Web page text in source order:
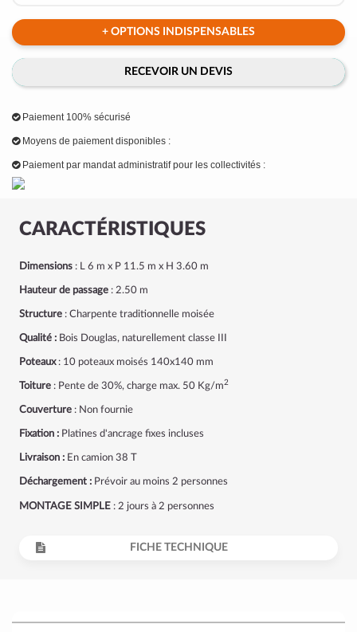
CARACTÉRISTIQUES
Dimensions : L 6 m x P 11.5 m x H 3.60 m
Hauteur de passage : 2.50 m
Structure : Charpente traditionnelle moisée
Qualité : Bois Douglas, naturellement classe III
Poteaux: 10 poteaux moisés 140x140 mm
Toiture : Pente de 30%, charge max. 50 Kg/m2
Couverture : Non fournie
Fixation : Platines d'ancrage fixes incluses
Livraison : En camion 38 T
Déchargement : Prévoir au moins 2 personnes
MONTAGE SIMPLE : 2 jours à 2 personnes
FICHE TECHNIQUE
+ OPTIONS INDISPENSABLES
RECEVOIR UN DEVIS
Paiement 100% sécurisé
Moyens de paiement disponibles :
Paiement par mandat administratif pour les collectivités :